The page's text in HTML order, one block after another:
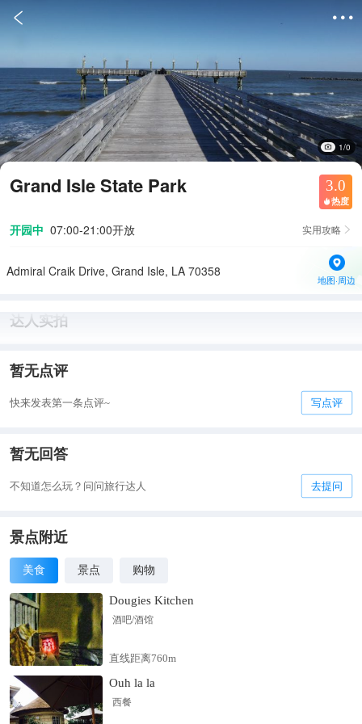
 
1/0
Grand Isle State Park 3.0
 热度
开园中 07:00-21:00开放 实用攻略 
Admiral Craik Drive, Grand Isle, LA 70358
地图·周边
达人实拍
暂无点评
快来发表第一条点评~ 写点评
暂无回答
不知道怎么玩？问问旅行达人 去提问
景点附近
美食 景点 购物
Dougies Kitchen
酒吧/酒馆
直线距离760m
Ouh la la
西餐